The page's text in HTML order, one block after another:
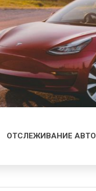
ОТСЛЕЖИВАНИЕ АВТО